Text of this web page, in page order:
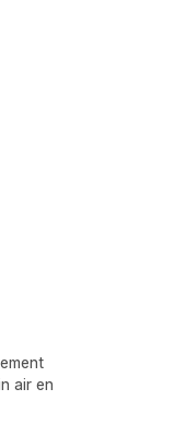
air en